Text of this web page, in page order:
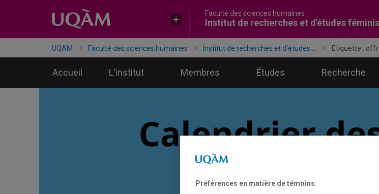
Accéder
la
recherche
Accéder
menu
pricipal
Accéder
la
zone
centrale
Faculté des sciences humaines
Institut de recherches et d'études
UQAM Faculté des sciences humaines Institut de recherches et d'études ... Étiquette :
Accueil L'institut Membres Études Recherche
Préférences en matière de témoins